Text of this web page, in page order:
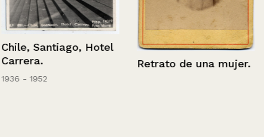
Chile, Santiago, Hotel
Carrera.
1936 - 1952
Retrato de una mujer.